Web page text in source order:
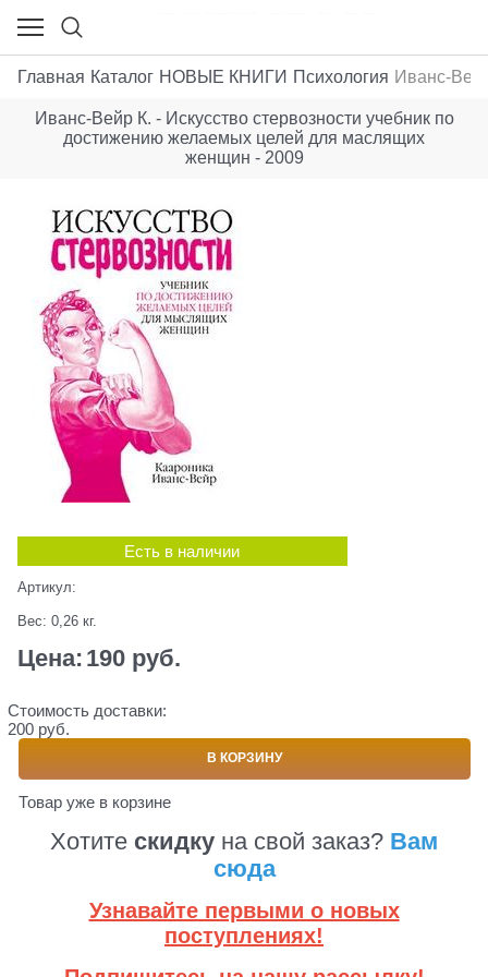
Главная Каталог НОВЫЕ КНИГИ Психология Иванс-
Иванс-Вейр К. - Искусство стервозности учебник по
достижению желаемых целей для маслящих
женщин - 2009
Есть в наличии
Артикул:
Вес: 0,26 кг.
Цена: 190 руб.
Стоимость доставки:
200 руб.
В КОРЗИНУ
Товар уже в корзине
Хотите скидку на свой заказ? Вам
сюда
Узнавайте первыми о новых
поступлениях!